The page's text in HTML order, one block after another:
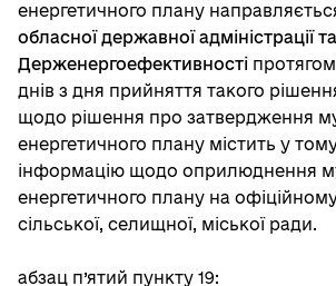
енергетичного плану
обласної державної адміністрації та
Держенергоефективності
днів з дня прийняття такого
щодо рішення про затвердження
енергетичного плану містить у
інформацію щодо оприлюднення
енергетичного плану на
сільської, селищної, міської ради.
абзац п’ятий пункту 19: